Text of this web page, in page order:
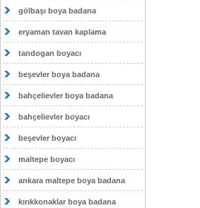
gölbaşı boya badana
eryaman tavan kaplama
tandogan boyacı
beşevler boya badana
bahçelievler boya badana
bahçelievler boyacı
beşevler boyacı
maltepe boyacı
ankara maltepe boya badana
kırıkkonaklar boya badana